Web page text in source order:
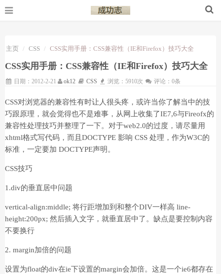
主页 CSS CSS实用手册：CSS兼容性（IE和Firefox）技巧大全
CSS实用手册：CSS兼容性（IE和Firefox）技巧大全
日期：2012-2-21 ok12 CSS 浏览：5910次 评论：0条
CSS对浏览器的兼容性有时让人很头疼，或许当你了解当中的技
巧跟原理，就会觉得也不是难事，从网上收集了IE7,6与Fireofx的
兼容性处理技巧并整理了一下。对于web2.0的过度，请尽量用
xhtml格式写代码，而且DOCTYPE 影响 CSS 处理，作为W3C的
标准，一定要加 DOCTYPE声明。
CSS技巧
1.div的垂直居中问题
vertical-align:middle; 将行距增加到和整个DIV一样高 line-
height:200px; 然后插入文字，就垂直居中了。缺点是要控制内容
不要换行
2. margin加倍的问题
设置为float的div在ie下设置的margin会加倍。这是一个ie6都存在